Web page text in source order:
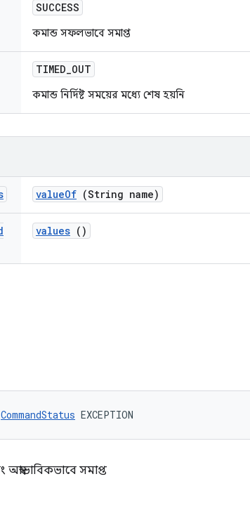
SUCCESS
কমান্ড সফলভাবে সমাপ্ত
TIMED_OUT
কমান্ড নির্দিষ্ট সময়ের মধ্যে শেষ হয়নি
valueOf (String name)
values ()
CommandStatus EXCEPTION
সমাপ্ত